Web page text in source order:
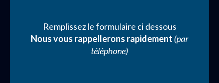
Remplissez le formulaire ci dessous
Nous vous rappellerons rapidement (par
téléphone)